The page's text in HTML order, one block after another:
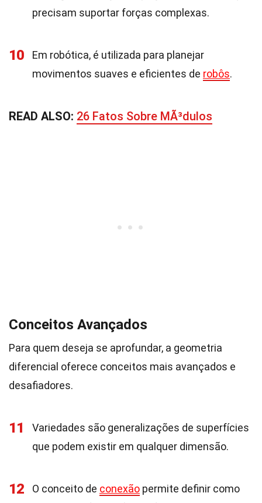
precisam suportar forças complexas.
10
Em robótica, é utilizada para planejar
movimentos suaves e eficientes de robôs.
READ ALSO: 26 Fatos Sobre MÃ³dulos
Conceitos Avançados
Para quem deseja se aprofundar, a geometria
diferencial oferece conceitos mais avançados e
desafiadores.
11
Variedades são generalizações de superfícies
que podem existir em qualquer dimensão.
12 O conceito de conexão permite definir como